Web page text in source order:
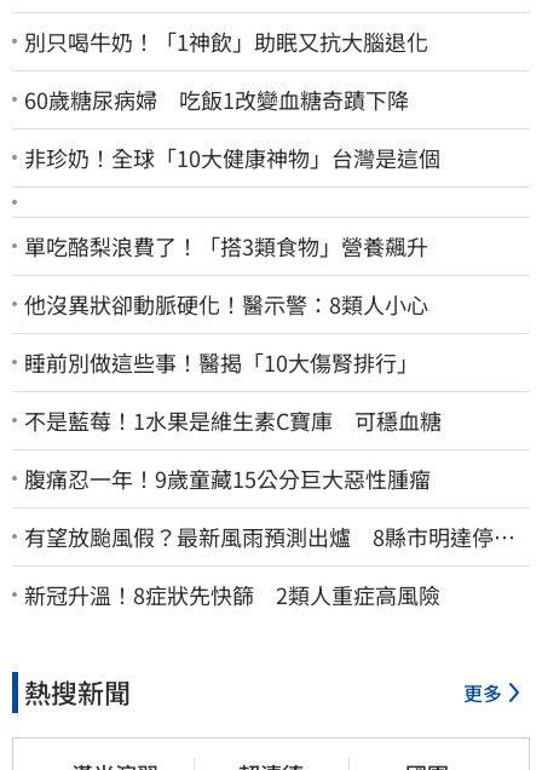
別只喝牛奶！「1神飲」助眠又抗大腦退化
60歲糖尿病婦 吃飯1改變血糖奇蹟下降
非珍奶！全球「10大健康神物」台灣是這個
單吃酪梨浪費了！「搭3類食物」營養飆升
他沒異狀卻動脈硬化！醫示警：8類人小心
睡前別做這些事！醫揭「10大傷腎排行」
不是藍莓！1水果是維生素C寶庫 可穩血糖
腹痛忍一年！9歲童藏15公分巨大惡性腫瘤
有望放颱風假？最新風雨預測出爐 8縣市明達停班
停課標準
新冠升溫！8症狀先快篩 2類人重症高風險
熱搜新聞 更多